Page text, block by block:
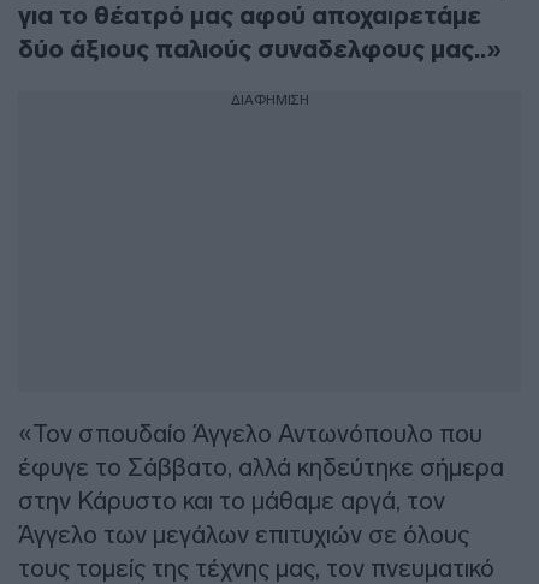
για το θέατρό μας αφού αποχαιρετάμε
δύο άξιους παλιούς συναδελφους μας..»
ΔΙΑΦΗΜΙΣΗ
«Τον σπουδαίο Άγγελο Αντωνόπουλο που
έφυγε το Σάββατο, αλλά κηδεύτηκε σήμερα
στην Κάρυστο και το μάθαμε αργά, τον
Άγγελο των μεγάλων επιτυχιών σε όλους
τους τομείς της τέχνης μας, τον πνευματικό